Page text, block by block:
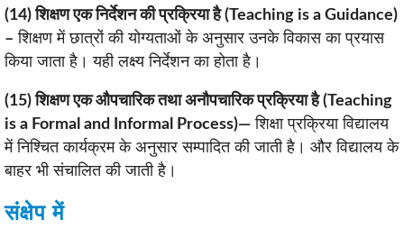
(14) शिक्षण एक निर्देशन की प्रक्रिया है (Teaching is a Guidance)
– शिक्षण में छात्रों की योग्यताओं के अनुसार उनके विकास का प्रयास
किया जाता है। यही लक्ष्य निर्देशन का होता है।
(15) शिक्षण एक औपचारिक तथा अनौपचारिक प्रक्रिया है (Teaching
is a Formal and Informal Process)— शिक्षा प्रक्रिया विद्यालय
में निश्चित कार्यक्रम के अनुसार सम्पादित की जाती है। और विद्यालय के
बाहर भी संचालित की जाती है।
संक्षेप में